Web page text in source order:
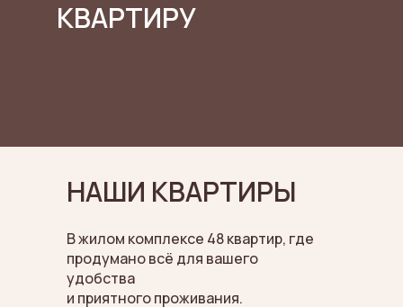
КВАРТИРУ
НАШИ КВАРТИРЫ
В жилом комплексе 48 квартир, где
продумано всё для вашего
удобства
и приятного проживания.